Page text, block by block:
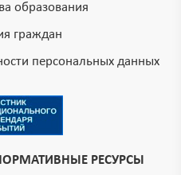
образования
граждан
персональных данных
РЕСУРСЫ